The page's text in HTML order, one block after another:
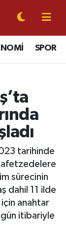
SPOR
tarihinde
afetzedelere
sürecinin
dahil 11 ilde
anahtar
itibariyle